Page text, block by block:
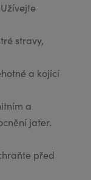
stravy,
a kojící
a
jater.
před